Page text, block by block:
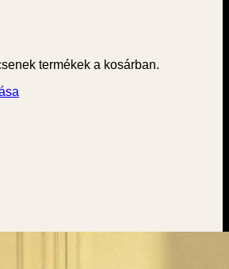
termékek a kosárban.